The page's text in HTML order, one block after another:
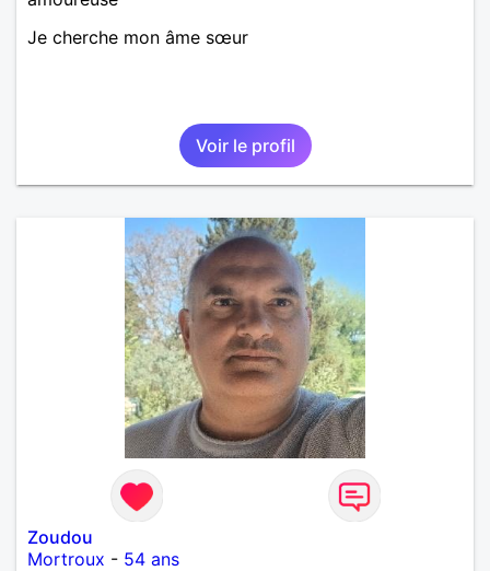
Je cherche mon âme sœur
Voir le profil
Zoudou
Mortroux - 54 ans